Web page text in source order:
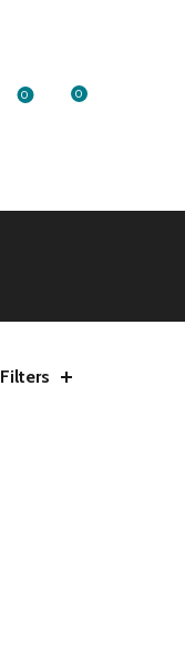
0 0
Filters